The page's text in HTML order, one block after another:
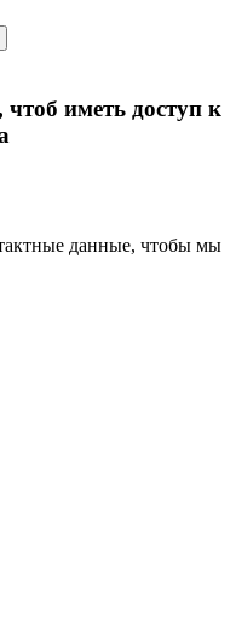
иметь доступ к
данные, чтобы мы